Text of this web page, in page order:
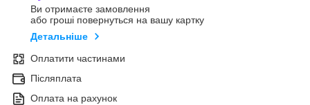
Ви отримаєте замовлення
або гроші повернуться на вашу картку
Детальніше
Оплатити частинами
Післяплата
Оплата на рахунок